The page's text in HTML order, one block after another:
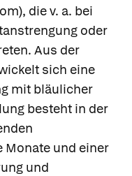
), die v. a. bei
oder
Aus der
sich eine
mit bläulicher
besteht in der
Monate und einer
und